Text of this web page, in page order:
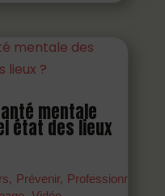
mentale
état des lieux
Prévenir
Professionnels